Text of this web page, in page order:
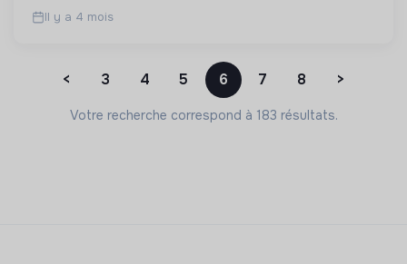
Il y a 4 mois
< 3 4 5 6 7 8 >
Votre recherche correspond à 183 résultats.